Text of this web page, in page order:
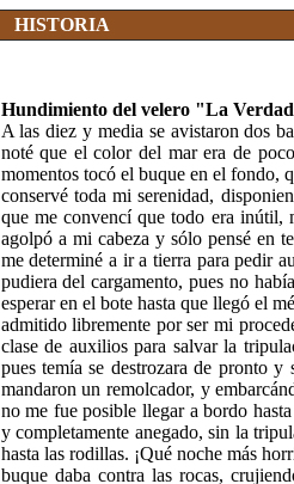
HISTORIA
Hundimiento del velero "La
A las diez y media se avistaron dos
noté que el color del mar era de
momentos tocó el buque en el fondo,
conservé toda mi serenidad,
que me convencí que todo era inútil,
agolpó a mi cabeza y sólo pensé en
me determiné a ir a tierra para pedir
pudiera del cargamento, pues no
esperar en el bote hasta que llegó el
admitido libremente por ser mi
clase de auxilios para salvar la
pues temía se destrozara de pronto
mandaron un remolcador, y
no me fue posible llegar a bordo
y completamente anegado, sin la
hasta las rodillas. ¡Qué noche más
buque daba contra las rocas,